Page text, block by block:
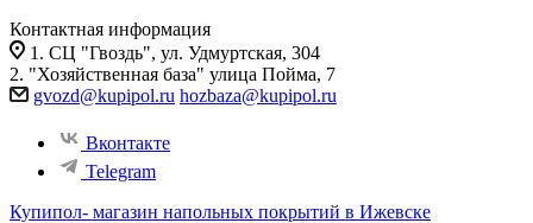
Контактная информация
1. СЦ "Гвоздь", ул. Удмуртская, 304
2. "Хозяйственная база" улица Пойма, 7
gvozd@kupipol.ru hozbaza@kupipol.ru
Вконтакте
Telegram
Купипол- магазин напольных покрытий в Ижевске